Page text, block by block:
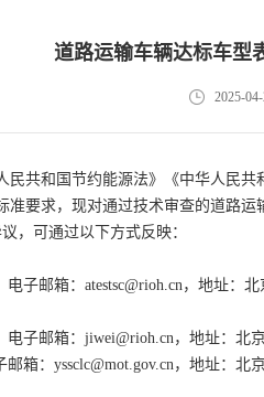
道路运输车辆达标车型
2025-
民共和国节约能源法》《中华人民
要求，现对通过技术审查的道路
，可通过以下方式反映：
子邮箱：atestsc@rioh.cn，地址：
子邮箱：jiwei@rioh.cn，地址：北
箱：yssclc@mot.gov.cn，地址：北